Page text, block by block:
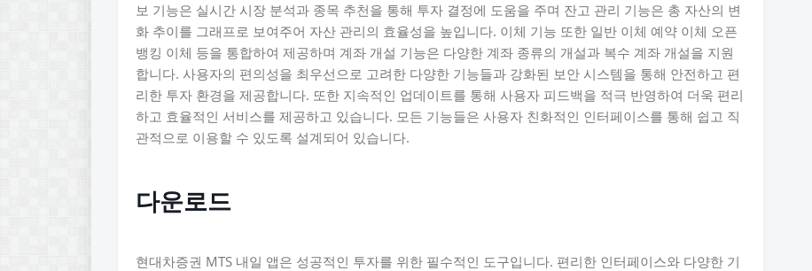
보 기능은 실시간 시장 분석과 종목 추천을 통해 투자 결정에 도움을 주며 잔고 관리 기능은 총 자산의 변
화 추이를 그래프로 보여주어 자산 관리의 효율성을 높입니다. 이체 기능 또한 일반 이체 예약 이체 오픈
뱅킹 이체 등을 통합하여 제공하며 계좌 개설 기능은 다양한 계좌 종류의 개설과 복수 계좌 개설을 지원
합니다. 사용자의 편의성을 최우선으로 고려한 다양한 기능들과 강화된 보안 시스템을 통해 안전하고 편
리한 투자 환경을 제공합니다. 또한 지속적인 업데이트를 통해 사용자 피드백을 적극 반영하여 더욱 편리
하고 효율적인 서비스를 제공하고 있습니다. 모든 기능들은 사용자 친화적인 인터페이스를 통해 쉽고 직
관적으로 이용할 수 있도록 설계되어 있습니다.
다운로드
현대차증권 MTS 내일 앱은 성공적인 투자를 위한 필수적인 도구입니다. 편리한 인터페이스와 다양한 기